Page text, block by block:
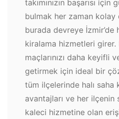
takımınızın başarısı
bulmak her zaman kolay
burada devreye İzmir’de
kiralama hizmetleri girer.
maçlarınızı daha keyifli
getirmek için ideal bir
tüm ilçelerinde halı saha
avantajları ve her ilçenin
kaleci hizmetine olan